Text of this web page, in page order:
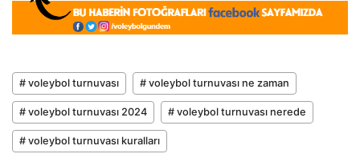
# voleybol turnuvası # voleybol turnuvası ne zaman
# voleybol turnuvası 2024 # voleybol turnuvası nerede
# voleybol turnuvası kuralları